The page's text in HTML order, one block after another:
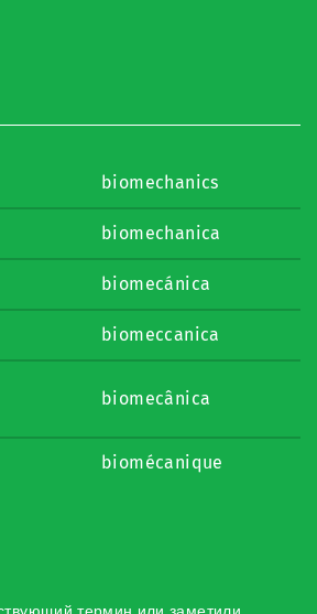
biomechanics
biomechanica
biomecánica
biomeccanica
biomecânica
biomécanique